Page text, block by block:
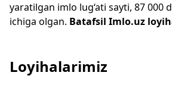
yaratilgan imlo lug‘ati sayti, 87 000
ichiga olgan. Batafsil Imlo.uz
Loyihalarimiz